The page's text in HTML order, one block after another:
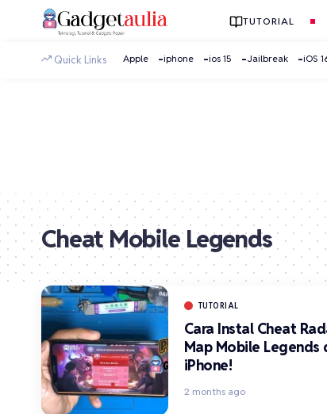
TUTORIAL
Quick Links Apple iphone ios 15 Jailbreak iOS
Cheat Mobile Legends
TUTORIAL
Cara Instal Cheat
Map Mobile Legends
iPhone!
2 months ago